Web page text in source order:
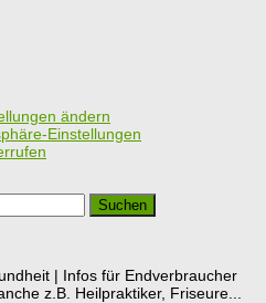
ändern
Einstellungen
| Infos für Endverbraucher
z.B. Heilpraktiker, Friseure...